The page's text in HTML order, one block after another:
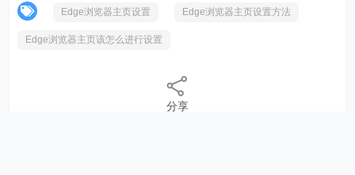
Edge浏览器主页设置 Edge浏览器主页设置方法
Edge浏览器主页该怎么进行设置
分享